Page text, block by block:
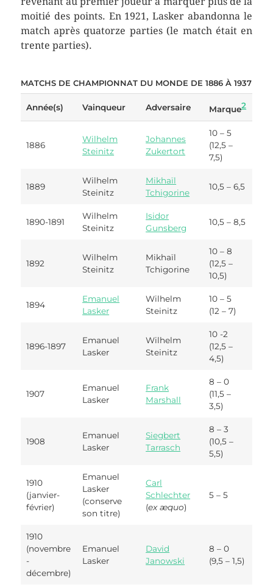
moitié des points. En 1921, Lasker abandonna le
match après quatorze parties (le match était en
trente parties).
MATCHS DE CHAMPIONNAT DU MONDE DE 1886 À 1937
Année(s) Vainqueur Adversaire Marque2
1886
Wilhelm
Steinitz
Johannes
Zukertort
10 – 5
(12,5 –
7,5)
1889
Wilhelm
Steinitz
Mikhaïl
Tchigorine
10,5 – 6,5
1890-1891
Wilhelm
Steinitz
Isidor
Gunsberg
10,5 – 8,5
1892
Wilhelm
Steinitz
Mikhaïl
Tchigorine
10 – 8
(12,5 –
10,5)
1894
Emanuel
Lasker
Wilhelm
Steinitz
10 – 5
(12 – 7)
1896-1897
Emanuel
Lasker
Wilhelm
Steinitz
10 -2
(12,5 –
4,5)
1907
Emanuel
Lasker
Frank
Marshall
8 – 0
(11,5 –
3,5)
1908
Emanuel
Lasker
Siegbert
Tarrasch
8 – 3
(10,5 –
5,5)
1910
(janvier-
février)
Emanuel
Lasker
(conserve
son titre)
Carl
Schlechter
(ex æquo)
5 – 5
1910
(novembre
-
décembre)
Emanuel
Lasker
David
Janowski
8 – 0
(9,5 – 1,5)